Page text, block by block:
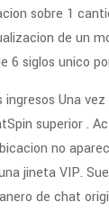
sobre 1
de un
6 siglos unico
Una
superior .
no
jineta VIP.
de chat